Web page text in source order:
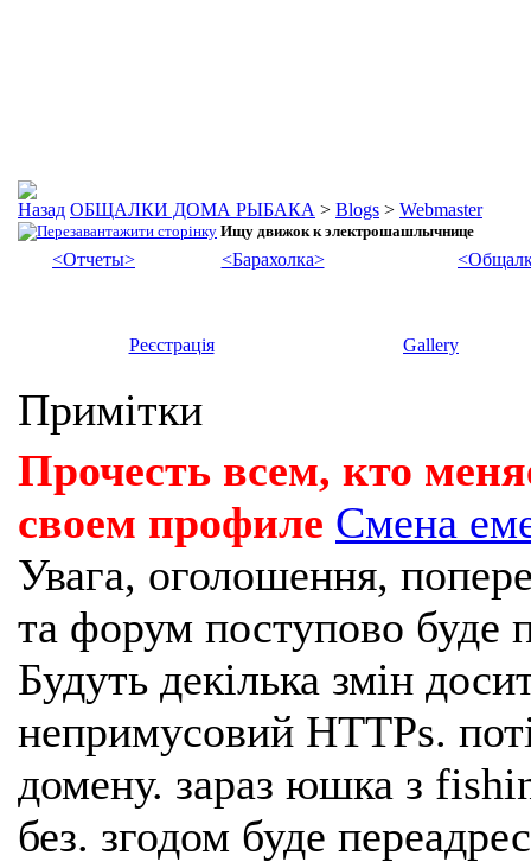
ОБЩАЛКИ ДОМА РЫБАКА > Blogs > Webmaster
Ищу движок к электрошашлычнице
<Отчеты> <Барахолка>
Реєстрація Gallery
Примітки
Прочесть всем, кто
своем профиле Смена
Увага, оголошення,
та форум поступово буде
Будуть декілька змін
непримусовий HTTPs.
домену. зараз юшка з
без. згодом буде